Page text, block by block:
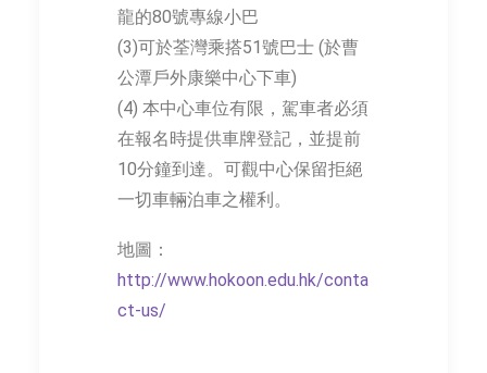
龍的80號專線小巴
(3)可於荃灣乘搭51號巴士 (於曹
公潭戶外康樂中心下車)
(4) 本中心車位有限，駕車者必須
在報名時提供車牌登記，並提前
10分鐘到達。可觀中心保留拒絕
一切車輛泊車之權利。
地圖：
http://www.hokoon.edu.hk/conta
ct-us/